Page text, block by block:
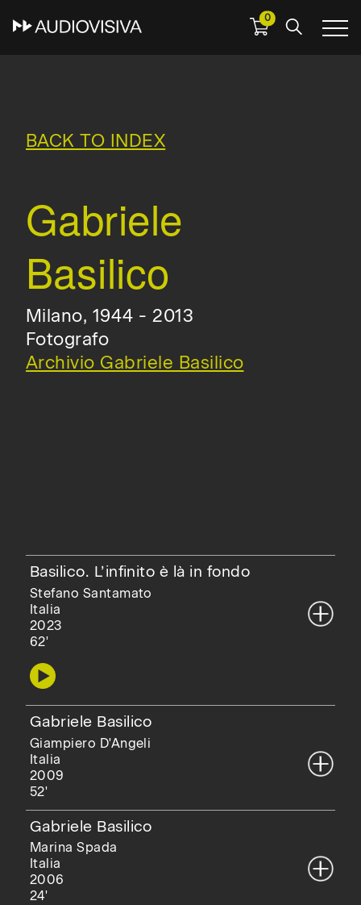
0
BACK TO INDEX
Gabriele
Basilico
Milano, 1944 - 2013
Fotografo
Archivio Gabriele Basilico
Basilico. L’infinito è là in fondo
Stefano Santamato
Italia
2023
62'
Gabriele Basilico
Giampiero D'Angeli
Italia
2009
52'
Gabriele Basilico
Marina Spada
Italia
2006
24'